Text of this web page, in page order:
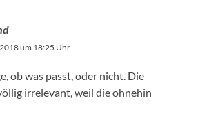
um 18:25 Uhr
ob was passt, oder nicht. Die
irrelevant, weil die ohnehin